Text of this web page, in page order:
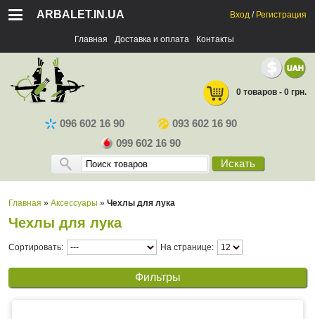
ARBALET.IN.UA
Главная Доставка и оплата Контакты
Вход / Регистрация
096 602 16 90
093 602 16 90
099 602 16 90
Искать
0 товаров - 0 грн.
Главная » Аксессуары » Чехлы для лука
Чехлы для лука
Сортировать: На странице:
Фильтры